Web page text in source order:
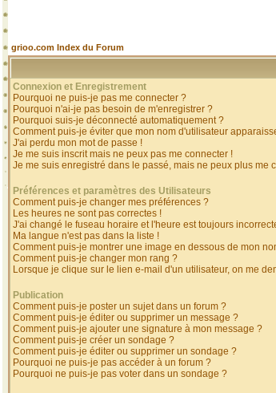
grioo.com Index du Forum
Connexion et Enregistrement
Pourquoi ne puis-je pas me connecter ?
Pourquoi n'ai-je pas besoin de m'enregistrer ?
Pourquoi suis-je déconnecté automatiquement ?
Comment puis-je éviter que mon nom d'utilisateur
J'ai perdu mon mot de passe !
Je me suis inscrit mais ne peux pas me connecter !
Je me suis enregistré dans le passé, mais ne peux plus me
Préférences et paramètres des Utilisateurs
Comment puis-je changer mes préférences ?
Les heures ne sont pas correctes !
J'ai changé le fuseau horaire et l'heure est toujours
Ma langue n'est pas dans la liste !
Comment puis-je montrer une image en dessous de mon
Comment puis-je changer mon rang ?
Lorsque je clique sur le lien e-mail d'un utilisateur, on me
Publication
Comment puis-je poster un sujet dans un forum ?
Comment puis-je éditer ou supprimer un message ?
Comment puis-je ajouter une signature à mon message ?
Comment puis-je créer un sondage ?
Comment puis-je éditer ou supprimer un sondage ?
Pourquoi ne puis-je pas accéder à un forum ?
Pourquoi ne puis-je pas voter dans un sondage ?